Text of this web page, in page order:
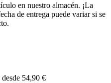
en nuestro almacén. ¡La
de entrega puede variar si se
desde 54,90 €